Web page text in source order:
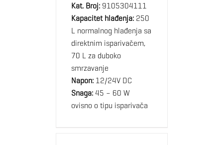
Kat. Broj:9105304111
Kapacitet hlađenja:250
L normalnog hlađenja sa
direktnim isparivačem,
70 L za duboko
smrzavanje
Napon:12/24V DC
Snaga:45 – 60 W
ovisno o tipu isparivača